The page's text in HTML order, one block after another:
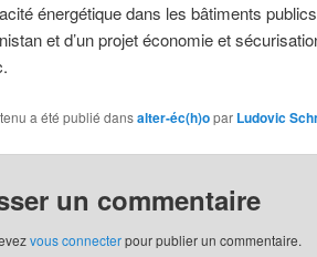
énergétique dans les bâtiments
et d’un projet économie et
a été publié dansalter-éc(h)opar Ludovic
un commentaire
vous connecterpour publier un commentaire.